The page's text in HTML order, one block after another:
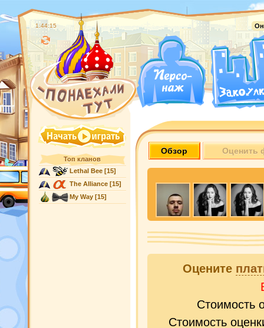
1:44:16
Топ кланов
Lethal Bee[15]
The Alliance[15]
My Way[15]
Обзор Оценить
Оцените
Стоимость
Стоимость